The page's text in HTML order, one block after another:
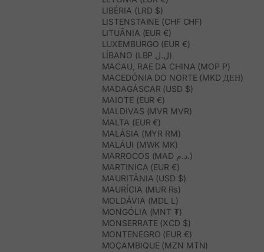
LIBÉRIA (LRD $)
LISTENSTAINE (CHF CHF)
LITUÂNIA (EUR €)
LUXEMBURGO (EUR €)
LÍBANO (LBP ل.ل)
MACAU, RAE DA CHINA (MOP P)
MACEDÓNIA DO NORTE (MKD ДЕН)
MADAGÁSCAR (USD $)
MAIOTE (EUR €)
MALDIVAS (MVR MVR)
MALTA (EUR €)
MALÁSIA (MYR RM)
MALÁUI (MWK MK)
MARROCOS (MAD د.م.)
MARTINICA (EUR €)
MAURITÂNIA (USD $)
MAURÍCIA (MUR ₨)
MOLDÁVIA (MDL L)
MONGÓLIA (MNT ₮)
MONSERRATE (XCD $)
MONTENEGRO (EUR €)
MOÇAMBIQUE (MZN MTN)